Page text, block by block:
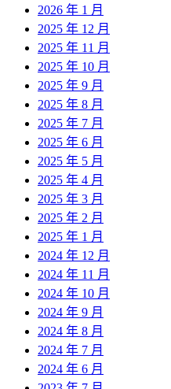
2026 年 1 月
2025 年 12 月
2025 年 11 月
2025 年 10 月
2025 年 9 月
2025 年 8 月
2025 年 7 月
2025 年 6 月
2025 年 5 月
2025 年 4 月
2025 年 3 月
2025 年 2 月
2025 年 1 月
2024 年 12 月
2024 年 11 月
2024 年 10 月
2024 年 9 月
2024 年 8 月
2024 年 7 月
2024 年 6 月